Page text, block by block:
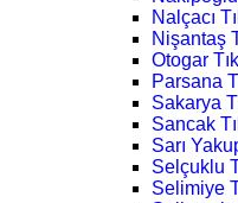
Nalçacı
Nişantaş
Otogar
Parsana
Sakarya
Sancak
Sarı
Selçuklu
Selimiye